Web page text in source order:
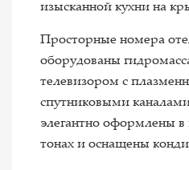
изысканной кухни на
Просторные номера
оборудованы
телевизором с
спутниковыми
элегантно оформлены в
тонах и оснащены